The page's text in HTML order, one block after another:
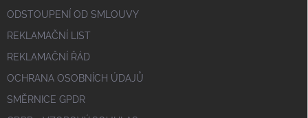
ODSTOUPENÍ OD SMLOUVY
REKLAMAČNÍ LIST
REKLAMAČNÍ ŘÁD
OCHRANA OSOBNÍCH ÚDAJŮ
SMĚRNICE GPDR